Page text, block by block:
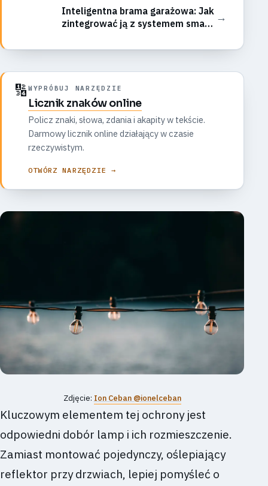
aplikację?
Inteligentna brama garażowa: Jak
zintegrować ją z systemem smart
konfiguracji?
→
🔢 WYPRÓBUJ NARZĘDZIE
Licznik znaków online
Policz znaki, słowa, zdania i akapity w tekście.
Darmowy licznik online działający w czasie
rzeczywistym.
OTWÓRZ NARZĘDZIE →
Zdjęcie: Ion Ceban @ionelceban
Kluczowym elementem tej ochrony jest
odpowiedni dobór lamp i ich rozmieszczenie.
Zamiast montować pojedynczy, oślepiający
reflektor przy drzwiach, lepiej pomyśleć o